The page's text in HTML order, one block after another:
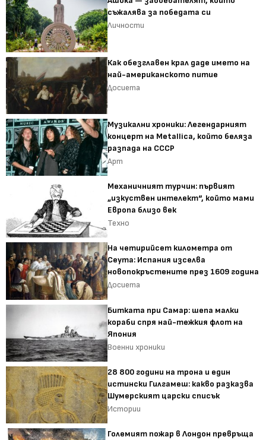
съжалява за победата си
Личности
Как обезглавен крал даде името на
най-американското питие
Досиета
Музикални хроники: Легендарният
концерт на Metallica, който беляза
разпада на СССР
Арт
Механичният турчин: първият
„изкуствен интелект“, който мами
Европа близо век
Техно
На четирийсет километра от
Сеута: Испания изселва
новопокръстените през 1609 година
Досиета
Битката при Самар: шепа малки
кораби спря най-тежкия флот на
Япония
Военни хроники
28 800 години на трона и един
истински Гилгамеш: какво разказва
Шумерският царски списък
Истории
Големият пожар в Лондон превръща